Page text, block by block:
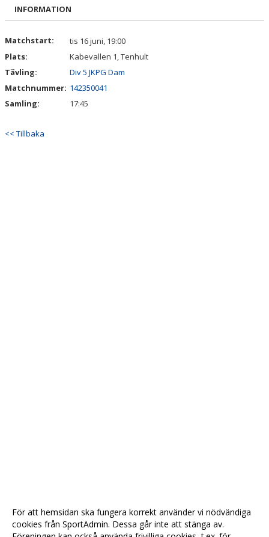
BILDGALLERI
KONTAKT
INFORMATION
Matchstart:
tis 16 juni, 19:00
Plats:
Kabevallen 1, Tenhult
Tävling:
Div 5 JKPG Dam
Matchnummer: 142350041
Samling:
17:45
<< Tillbaka
För att hemsidan ska fungera korrekt använder vi nödvändiga
cookies från SportAdmin. Dessa går inte att stänga av.